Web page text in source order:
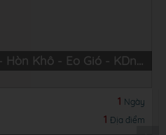
Tour Quy Nhơn - Kỳ Co - Hòn Khô - Eo Gió - KDn Trung Lương
1 Ngày
1 Địa điểm